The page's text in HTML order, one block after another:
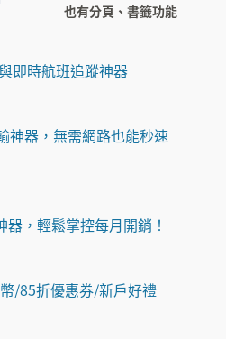
也有分頁、書籤功能
即時航班追蹤神器
神器，無需網路也能秒速
，輕鬆掌控每月開銷！
/85折優惠券/新戶好禮